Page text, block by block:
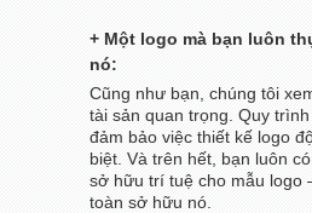
+ Một logo mà bạn luôn
nó:
Cũng như bạn, chúng tôi
tài sản quan trọng. Quy
đảm bảo việc thiết kế logo
biệt. Và trên hết, bạn luôn
sở hữu trí tuệ cho mẫu logo
toàn sở hữu nó.